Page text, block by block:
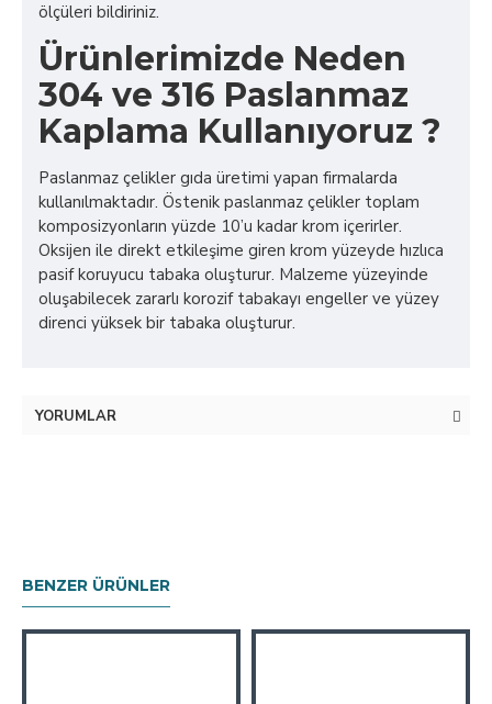
ölçüleri bildiriniz.
Ürünlerimizde Neden
304 ve 316 Paslanmaz
Kaplama Kullanıyoruz ?
Paslanmaz çelikler gıda üretimi yapan firmalarda
kullanılmaktadır. Östenik paslanmaz çelikler toplam
komposizyonların yüzde 10’u kadar krom içerirler.
Oksijen ile direkt etkileşime giren krom yüzeyde hızlıca
pasif koruyucu tabaka oluşturur. Malzeme yüzeyinde
oluşabilecek zararlı korozif tabakayı engeller ve yüzey
direnci yüksek bir tabaka oluşturur.
YORUMLAR
BENZER ÜRÜNLER